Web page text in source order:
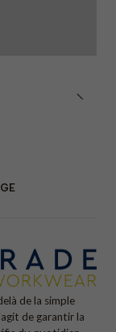
de la simple
de garantir la